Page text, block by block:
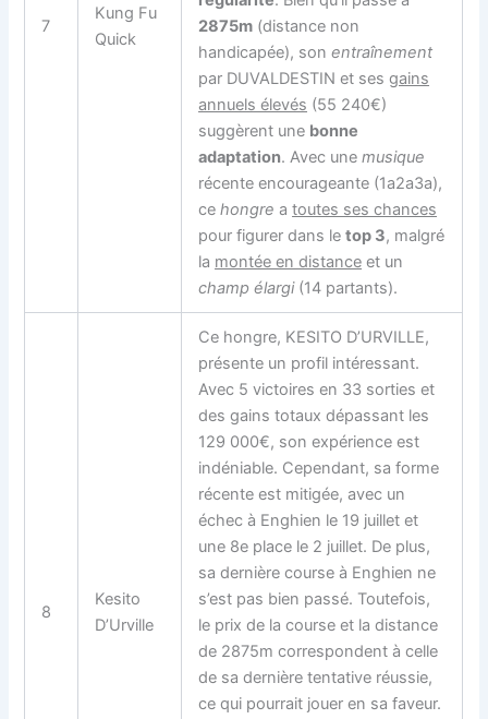
7
Kung Fu
Quick
2875m (distance non
handicapée), sonentraînement
par DUVALDESTIN et sesgains
annuels élevés (55 240€)
suggèrent une bonne
adaptation. Avec unemusique
récente encourageante (1a2a3a),
cehongre atoutes ses chances
pour figurer dans letop 3, malgré
la montée en distance et un
champ élargi(14 partants).
8
Kesito
D’Urville
Ce hongre, KESITO D’URVILLE,
présente un profil intéressant.
Avec 5 victoires en 33 sorties et
des gains totaux dépassant les
129 000€, son expérience est
indéniable. Cependant, sa forme
récente est mitigée, avec un
échec à Enghien le 19 juillet et
une 8e place le 2 juillet. De plus,
sa dernière course à Enghien ne
s’est pas bien passé. Toutefois,
le prix de la course et la distance
de 2875m correspondent à celle
de sa dernière tentative réussie,
ce qui pourrait jouer en sa faveur.